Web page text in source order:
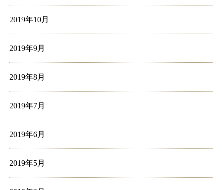
2019年10月
2019年9月
2019年8月
2019年7月
2019年6月
2019年5月